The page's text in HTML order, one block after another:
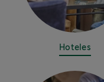
Hoteles